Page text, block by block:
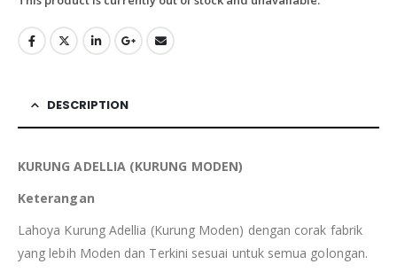
DESCRIPTION
KURUNG ADELLIA (KURUNG MODEN)
Keterangan
Lahoya Kurung Adellia (Kurung Moden) dengan corak fabrik
yang lebih Moden dan Terkini sesuai untuk semua golongan.